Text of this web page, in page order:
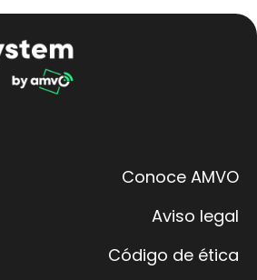
Conoce AMVO
Aviso legal
Código de ética